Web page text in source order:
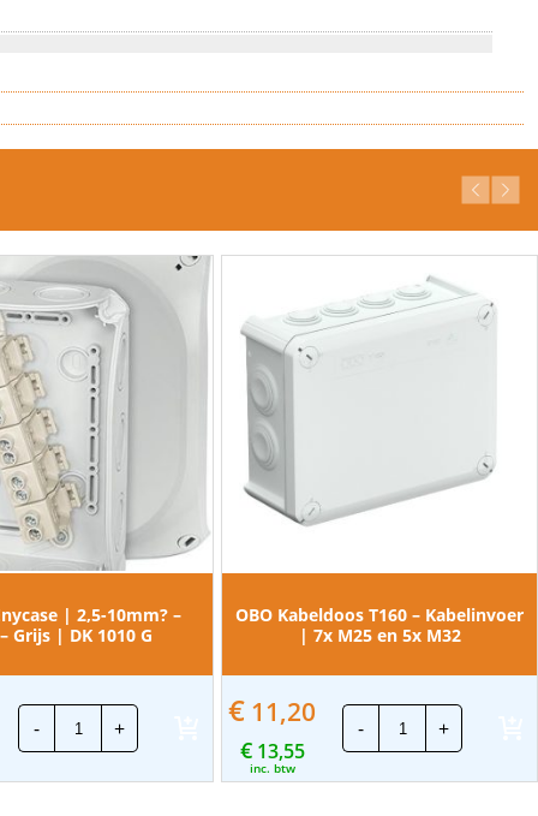
| 2,5-10mm? –
Grijs | DK 1010 G
-
Hensel
Enycase
|
10mm?
+
OBO Kabeldoos T160 – Kabelinvoer
| 7x M25 en 5x M32
€ 11,20
€13,55
inc. btw
-
OBO
Kabeldoos
T160
Kabelinvoer
+